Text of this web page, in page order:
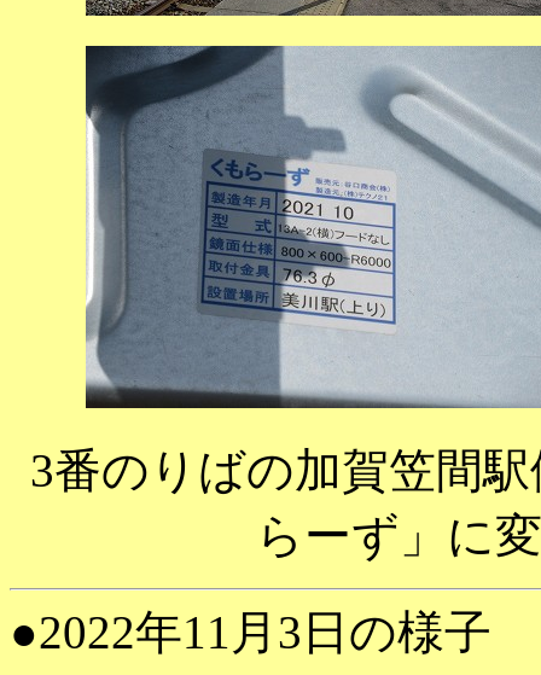
3番のりばの加賀笠間
らーず」に
●2022年11月3日の様子